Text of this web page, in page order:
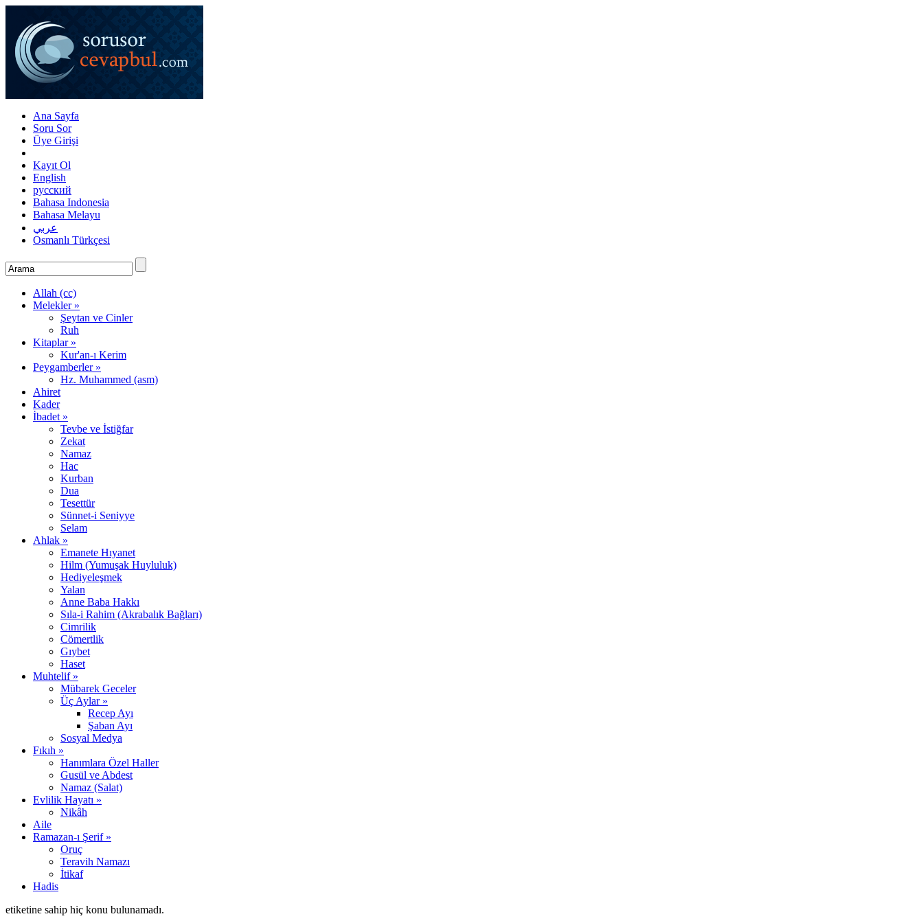
Ana Sayfa
Soru Sor
Üye Girişi
Kayıt Ol
English
русский
Bahasa Indonesia
Bahasa Melayu
عربي
Osmanlı Türkçesi
Allah (cc)
Melekler »
Şeytan ve Cinler
Ruh
Kitaplar »
Kur'an-ı Kerim
Peygamberler »
Hz. Muhammed (asm)
Ahiret
Kader
İbadet »
Tevbe ve İstiğfar
Zekat
Namaz
Hac
Kurban
Dua
Tesettür
Sünnet-i Seniyye
Selam
Ahlak »
Emanete Hıyanet
Hilm (Yumuşak Huyluluk)
Hediyeleşmek
Yalan
Anne Baba Hakkı
Sıla-i Rahim (Akrabalık Bağları)
Cimrilik
Cömertlik
Gıybet
Haset
Muhtelif »
Mübarek Geceler
Üç Aylar »
Recep Ayı
Şaban Ayı
Sosyal Medya
Fıkıh »
Hanımlara Özel Haller
Gusül ve Abdest
Namaz (Salat)
Evlilik Hayatı »
Nikâh
Aile
Ramazan-ı Şerif »
Oruç
Teravih Namazı
İtikaf
Hadis
etiketine sahip hiç konu bulunamadı.